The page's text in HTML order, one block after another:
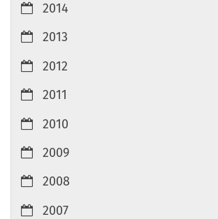
2014
2013
2012
2011
2010
2009
2008
2007